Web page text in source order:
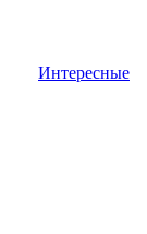
Интересные